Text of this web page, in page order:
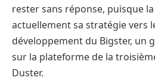
rester sans réponse, puisque
actuellement sa stratégie vers
développement du Bigster, un
sur la plateforme de la
Duster.